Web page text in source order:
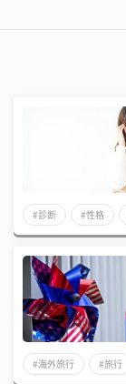
#診断 #性格
#海外旅行 #旅行